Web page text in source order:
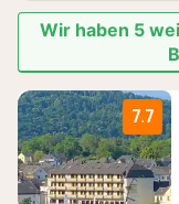
Wir haben 5
7.7